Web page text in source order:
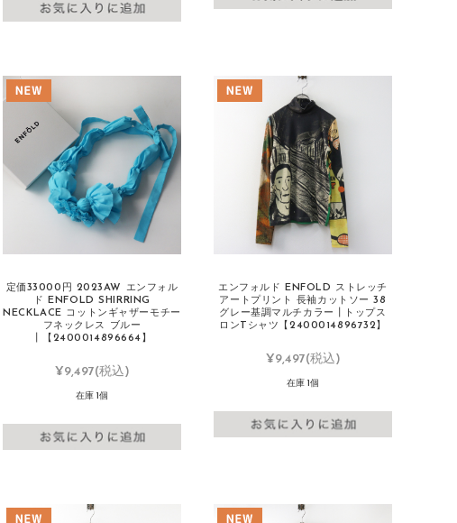
定価33000円 2023AW エンフォル
ド ENFOLD SHIRRING
NECKLACE コットンギャザーモチー
フネックレス ブルー
┃【2400014896664】
¥9,497(税込)
在庫 1個
エンフォルド ENFOLD ストレッチ
アートプリント 長袖カットソー 38
グレー基調マルチカラー┃トップス
ロンTシャツ【2400014896732】
¥9,497(税込)
在庫 1個